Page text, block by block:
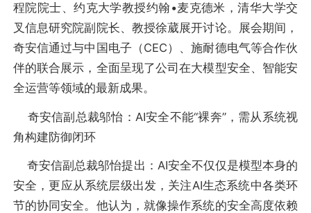
程院院士、约克大学教授约翰•麦克德米，清华大学交
叉信息研究院副院长、教授徐葳展开讨论。展会期间，
奇安信通过与中国电子（CEC）、施耐德电气等合作伙
伴的联合展示，全面呈现了公司在大模型安全、智能安
全运营等领域的最新成果。
奇安信副总裁邬怡：AI安全不能“裸奔”，需从系统视
角构建防御闭环
奇安信副总裁邬怡提出：AI安全不仅仅是模型本身的
安全，更应从系统层级出发，关注AI生态系统中各类环
节的协同安全。他认为，就像操作系统的安全高度依赖